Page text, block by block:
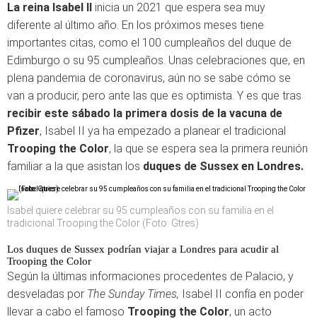
La reina Isabel II inicia un 2021 que espera sea muy
diferente al último año. En los próximos meses tiene
importantes citas, como el 100 cumpleaños del duque de
Edimburgo o su 95 cumpleaños. Unas celebraciones que, en
plena pandemia de coronavirus, aún no se sabe cómo se
van a producir, pero ante las que es optimista. Y es que tras
recibir este sábado la primera dosis de la vacuna de
Pfizer, Isabel II ya ha empezado a planear el tradicional
Trooping the Color, la que se espera sea la primera reunión
familiar a la que asistan los duques de Sussex en Londres.
Isabel quiere celebrar su 95 cumpleaños con su familia en el
tradicional Trooping the Color (Foto: Gtres)
Los duques de Sussex podrían viajar a Londres para acudir al
Trooping the Color
Según la últimas informaciones procedentes de Palacio, y
desveladas por The Sunday Times, Isabel II confía en poder
llevar a cabo el famoso Trooping the Color, un acto